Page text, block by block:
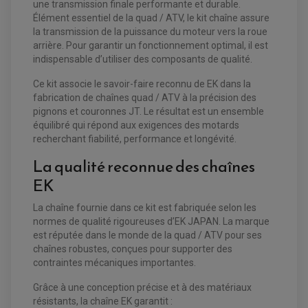
EQUIPEMENT ELECTRIQUE QUAD / SSV
ACCESSOIRES ELECTRIQUE QUAD / SSV
BOITIER CDI QUAD ET SSV
CHARGEUR DE BATTERIE QUAD / SSV
COMPTEUR QUAD / SSV
DÉMARREUR
ECLAIRAGE LED / HALOGÈNE
une transmission finale performante et durable.
Élément essentiel de la quad / ATV, le kit chaîne assure
la transmission de la puissance du moteur vers la roue
arrière. Pour garantir un fonctionnement optimal, il est
indispensable d’utiliser des composants de qualité.
Ce kit associe le savoir-faire reconnu de EK dans la
fabrication de chaînes quad / ATV à la précision des
pignons et couronnes JT. Le résultat est un ensemble
équilibré qui répond aux exigences des motards
recherchant fiabilité, performance et longévité.
La qualité reconnue des chaînes
EK
La chaîne fournie dans ce kit est fabriquée selon les
normes de qualité rigoureuses d’EK JAPAN. La marque
est réputée dans le monde de la quad / ATV pour ses
chaînes robustes, conçues pour supporter des
contraintes mécaniques importantes.
Grâce à une conception précise et à des matériaux
résistants, la chaîne EK garantit :